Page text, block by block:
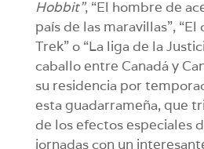
Hobbit”, “El hombre de
país de las maravillas”, “El
Trek” o “La liga de la
caballo entre Canadá y
su residencia por
esta guadarrameña, que
de los efectos especiales
jornadas con un